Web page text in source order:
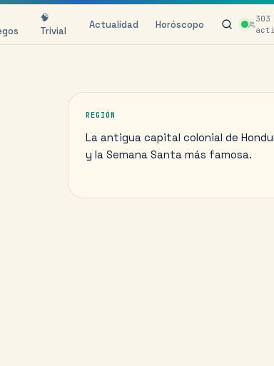
🧠
Trivial
Actualidad Horóscopo 303
REGIÓN
La antigua capital colonial de
y la Semana Santa más famosa.